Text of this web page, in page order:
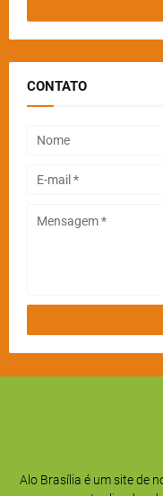
CONTATO
Alo Brasília é um site de